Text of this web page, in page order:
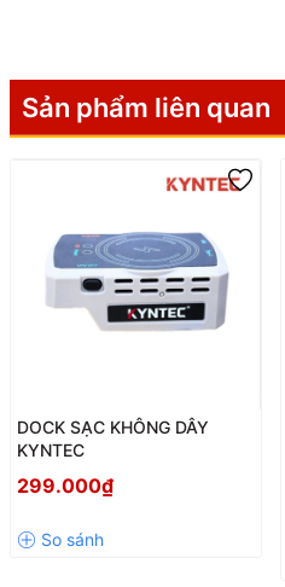
Sản phẩm liên quan
DOCK SẠC KHÔNG DÂY
KYNTEC
299.000₫